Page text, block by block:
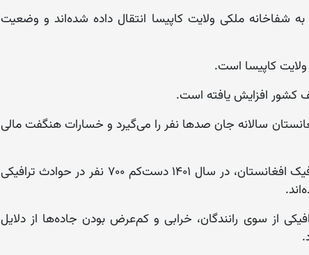
شفاخانه ملکی ولایت کاپیسا انتقال داده شده‌اند و وضعیت
کاپیسا است.
کشور افزایش یافته است.
سالانه جان صدها نفر را می‌گیرد و خسارات هنگفت مالی
بر اساس آمار ارائه شده از سوی ریاست ترافیک افغانستان، در سال ۱۴۰۱ دست‌کم ۷۰۰ نفر در حوادث ترافیکی
از سوی رانندگان، خرابی و کم‌عرض بودن جاده‌ها از دلایل